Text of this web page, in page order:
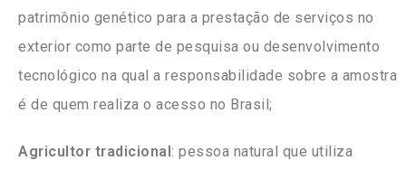
patrimônio genético para a prestação de serviços no
exterior como parte de pesquisa ou desenvolvimento
tecnológico na qual a responsabilidade sobre a amostra
é de quem realiza o acesso no Brasil;
Agricultor tradicional: pessoa natural que utiliza